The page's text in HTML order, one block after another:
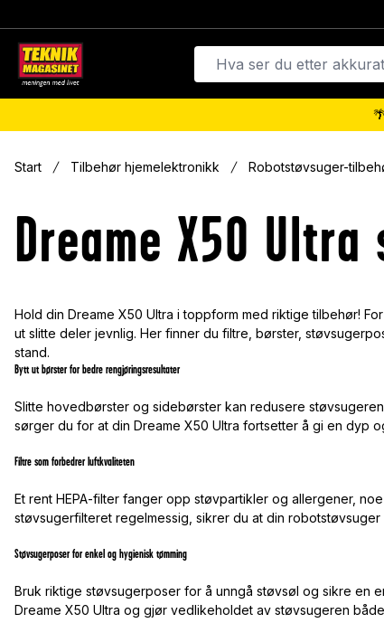
Start Tilbehør hjemelektronikk Robotstøvsuger-
Dreame X50
Hold din Dreame X50 Ultra i toppform med riktige tilbehør!
ut slitte deler jevnlig. Her finner du filtre, børster,
stand.
Bytt ut børster for bedre rengjøringsresultater
Slitte hovedbørster og sidebørster kan redusere
sørger du for at din Dreame X50 Ultra fortsetter å gi en dyp
Filtre som forbedrer luftkvaliteten
Et rent HEPA-filter fanger opp støvpartikler og allergener,
støvsugerfilteret regelmessig, sikrer du at din
Støvsugerposer for enkel og hygienisk tømming
Bruk riktige støvsugerposer for å unngå støvsøl og sikre en
Dreame X50 Ultra og gjør vedlikeholdet av støvsugeren